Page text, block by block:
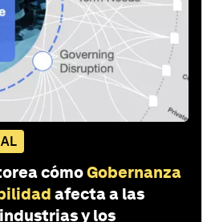
cómoGobernanza
afecta a las
y los